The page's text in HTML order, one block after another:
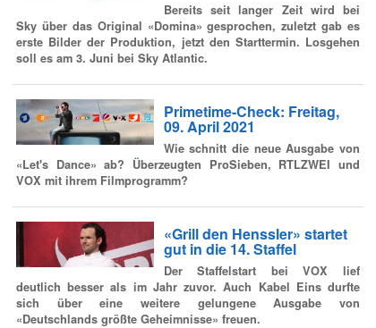
Bereits seit langer Zeit wird bei
Sky über das Original «Domina» gesprochen, zuletzt gab es
erste Bilder der Produktion, jetzt den Starttermin. Losgehen
soll es am 3. Juni bei Sky Atlantic.
Primetime-Check: Freitag,
09. April 2021
Wie schnitt die neue Ausgabe von
«Let's Dance» ab? Überzeugten ProSieben, RTLZWEI und
VOX mit ihrem Filmprogramm?
«Grill den Henssler» startet
gut in die 14. Staffel
Der Staffelstart bei VOX lief
deutlich besser als im Jahr zuvor. Auch Kabel Eins durfte
sich über eine weitere gelungene Ausgabe von
«Deutschlands größte Geheimnisse» freuen.